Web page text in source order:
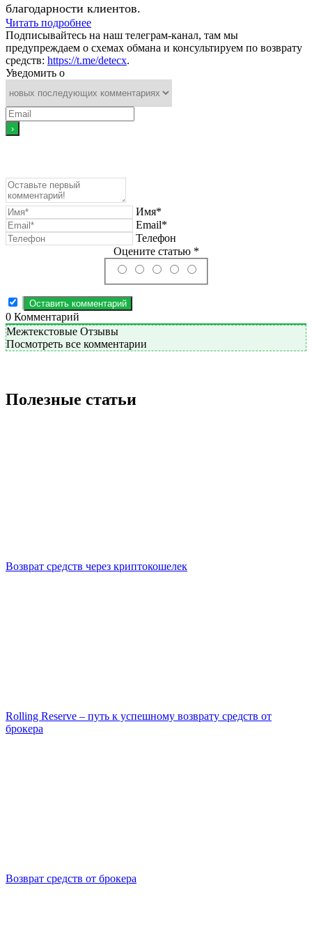
благодарности клиентов.
Читать подробнее
Подписывайтесь на наш телеграм-канал, там мы
предупреждаем о схемах обмана и консультируем по возврату
средств: https://t.me/detecx.
Уведомить о
Имя*
Email*
Телефон
Оцените статью *
0 Комментарий
Межтекстовые Отзывы
Посмотреть все комментарии
Полезные статьи
Возврат средств через криптокошелек
Rolling Reserve – путь к успешному возврату средств от
брокера
Возврат средств от брокера